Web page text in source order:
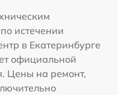
истечении
в Екатеринбурге
официальной
Цены на ремонт,